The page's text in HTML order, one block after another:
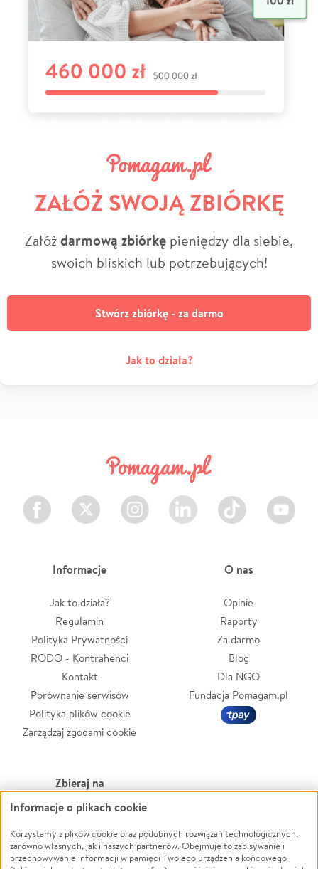
ZAŁÓŻ SWOJĄ ZBIÓRKĘ
Załóżdarmową zbiórkę pieniędzy dla siebie,
swoich bliskich lub potrzebujących!
Stwórz zbiórkę - za darmo
Jak to działa?
Facebook Twitter Instagram LinkedIn TikTok Youtube
Informacje
Jak to działa?
Regulamin
Polityka Prywatności
RODO - Kontrahenci
Kontakt
Porównanie serwisów
Polityka plików cookie
Zarządzaj zgodami cookie
O nas
Opinie
Raporty
Za darmo
Blog
Dla NGO
Fundacja Pomagam.pl
Zbieraj na
Leczenie
Zwierzęta
Pożar
Powódź
Wichura
Informacje o plikach cookie
Korzystamy z plików cookie oraz podobnych rozwiązań technologicznych,
zarówno własnych, jak i naszych partnerów. Obejmuje to zapisywanie i
przechowywanie informacji w pamięci Twojego urządzenia końcowego